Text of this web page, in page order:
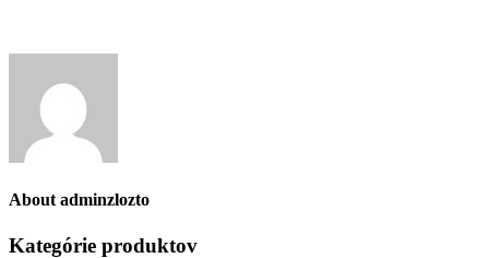
About adminzlozto
Kategórie produktov